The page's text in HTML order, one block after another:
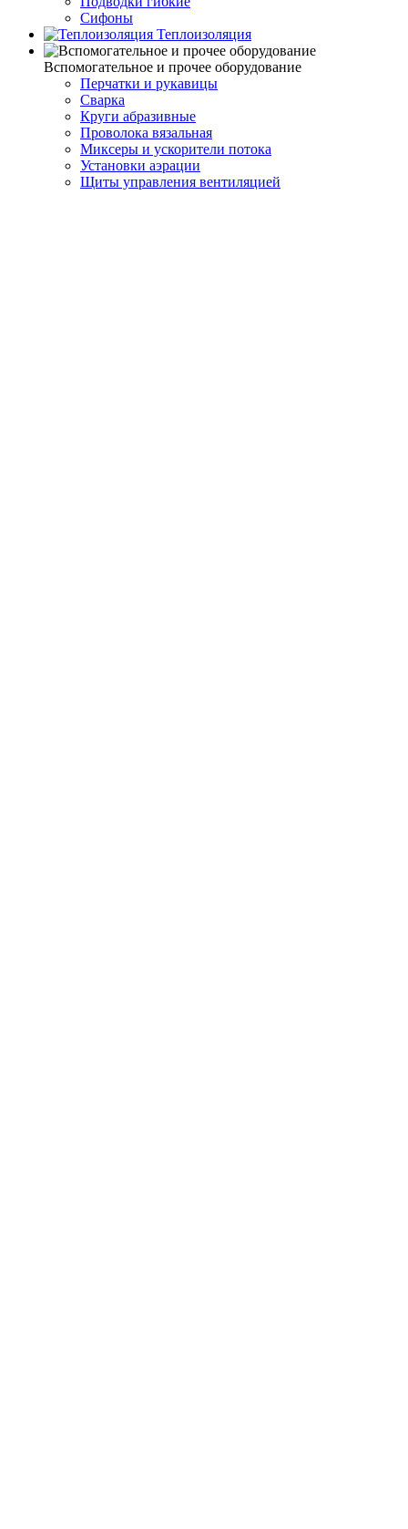
Сифоны
Теплоизоляция
Вспомогательное и прочее оборудование
Перчатки и рукавицы
Сварка
Круги абразивные
Проволока вязальная
Миксеры и ускорители потока
Установки аэрации
Щиты управления вентиляцией